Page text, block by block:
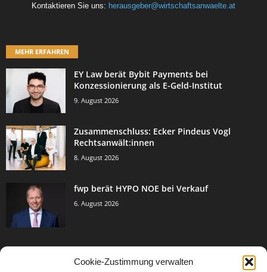
Cookie-Zustimmung verwalten
Kontaktieren Sie uns: herausgeber@wirtschaftsanwaelte.at
MEHR ERFAHREN
EY Law berät Bybit Payments bei
Konzessionierung als E-Geld-Institut
9. August 2026
Zusammenschluss: Ecker Pindeus Vogl
Rechtsanwält:innen
8. August 2026
fwp berät HYPO NOE bei Verkauf
6. August 2026